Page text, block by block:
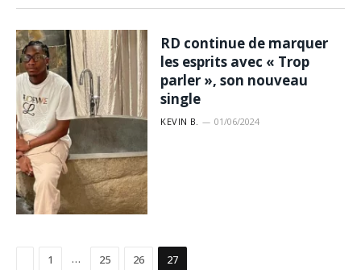
RD continue de marquer
les esprits avec « Trop
parler », son nouveau
single
KEVIN B. 01/06/2024
Précédent
1 … 25 26 27